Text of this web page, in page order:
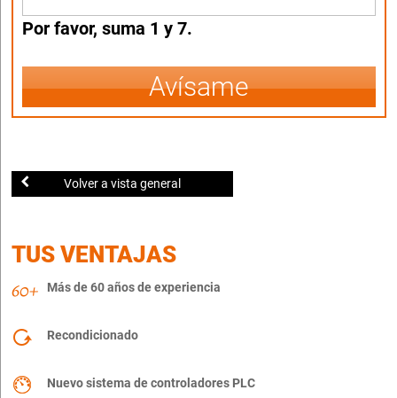
Por favor, suma 1 y 7.
Avísame
Volver a vista general
TUS VENTAJAS
Más de 60 años de experiencia
Recondicionado
Nuevo sistema de controladores PLC